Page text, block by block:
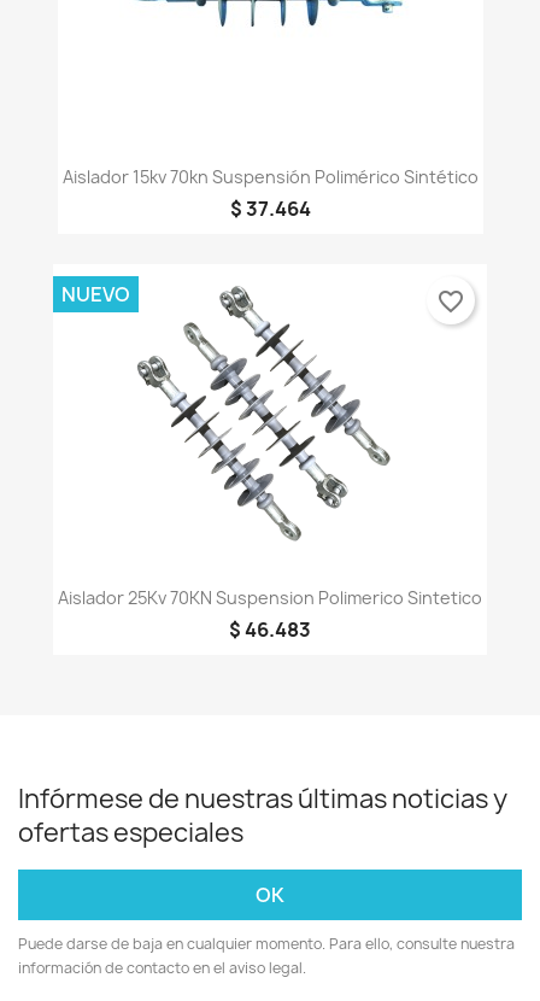
Aislador 15kv 70kn Suspensión Polimérico Sintético
$ 37.464
Aislador 25Kv 70KN Suspension Polimerico Sintetico
$ 46.483
NUEVO favorite_border
Infórmese de nuestras últimas noticias y
ofertas especiales
Puede darse de baja en cualquier momento. Para ello, consulte nuestra
información de contacto en el aviso legal.